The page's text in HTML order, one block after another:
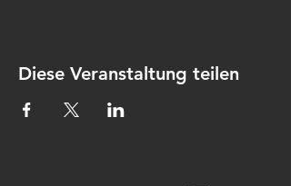
Diese Veranstaltung teilen